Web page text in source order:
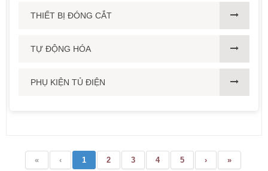
THIẾT BỊ ĐÓNG CẮT
TỰ ĐỘNG HÓA
PHỤ KIỆN TỦ ĐIỆN
« ‹ 1 2 3 4 5 › »